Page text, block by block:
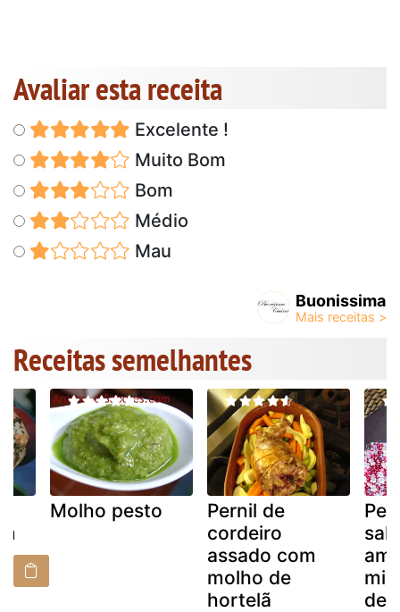
Avaliar esta receita
Excelente !
Muito Bom
Bom
Médio
Mau
Buonissima
Receitas semelhantes
Molho pesto
Pernil de
cordeiro
assado com
molho de
hortelã